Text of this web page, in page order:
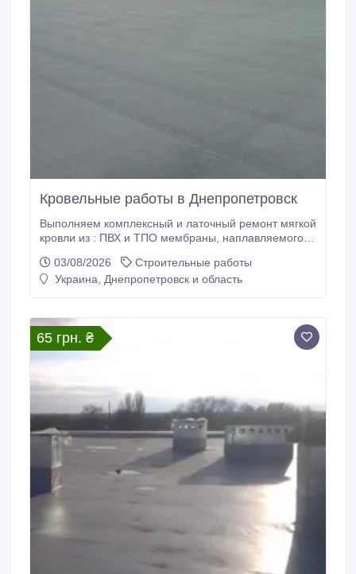
Кровельные работы в Днепропетровск
Выполняем комплексный и латочный ремонт мягкой
кровли из : ПВХ и ТПО мембраны, наплавляемого
битумной черепицы, металочерепицы, натуральной
черепицы, шифера. Выезд специалиста и
03/08/2026
Строительные работы
Украина, Днепропетровск и область
65 грн. ₴